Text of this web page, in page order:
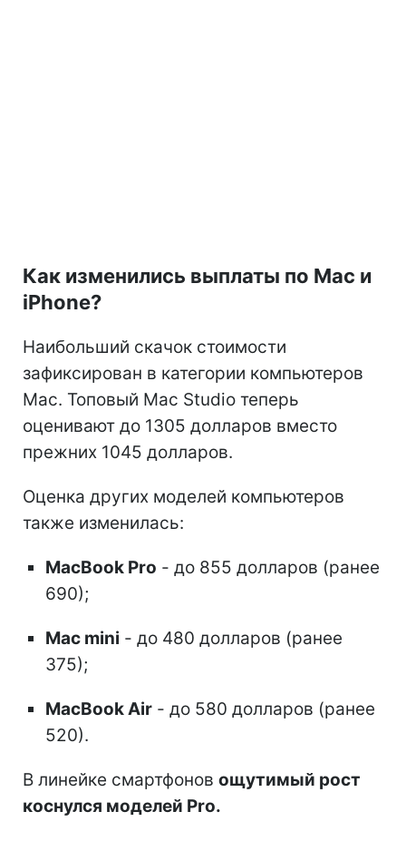
Как изменились выплаты по Mac и
iPhone?
Наибольший скачок стоимости
зафиксирован в категории компьютеров
Mac. Топовый Mac Studio теперь
оценивают до 1305 долларов вместо
прежних 1045 долларов.
Оценка других моделей компьютеров
также изменилась:
MacBook Pro - до 855 долларов (ранее
690);
Mac mini - до 480 долларов (ранее
375);
MacBook Air - до 580 долларов (ранее
520).
В линейке смартфонов ощутимый рост
коснулся моделей Pro.